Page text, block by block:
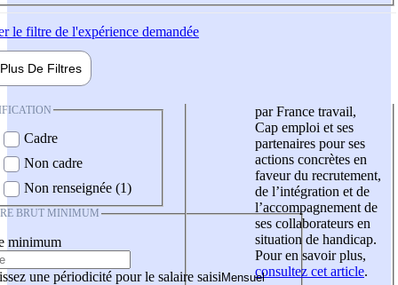
le filtre de l'expérience demandée
Plus De Filtres
Cadre
Non cadre
Non renseignée (1)
BRUT MINIMUM
minimum
une périodicité pour le salaire saisi
par France travail,
Cap emploi et ses
partenaires pour ses
actions concrètes en
faveur du recrutement,
de l’intégration et de
l’accompagnement de
ses collaborateurs en
situation de handicap.
Pour en savoir plus,
consultez cet article.